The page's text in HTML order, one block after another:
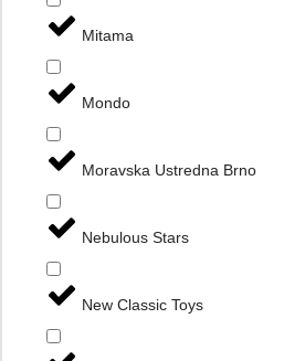
Mitama
Mondo
Moravska Ustredna Brno
Nebulous Stars
New Classic Toys